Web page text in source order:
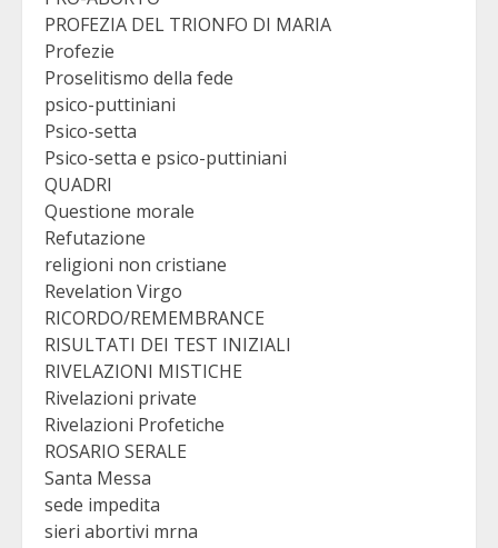
PROFEZIA DEL TRIONFO DI MARIA
Profezie
Proselitismo della fede
psico-puttiniani
Psico-setta
Psico-setta e psico-puttiniani
QUADRI
Questione morale
Refutazione
religioni non cristiane
Revelation Virgo
RICORDO/REMEMBRANCE
RISULTATI DEI TEST INIZIALI
RIVELAZIONI MISTICHE
Rivelazioni private
Rivelazioni Profetiche
ROSARIO SERALE
Santa Messa
sede impedita
sieri abortivi mrna